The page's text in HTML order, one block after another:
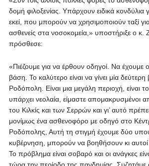
δομή φιλοξενίας. Υπάρχουν ειδικά
εκεί, που μπορούν να χρησιμοποιούν ταξί
ασθενείς στα νοσοκομεία,» υποστήριξε ο κ.
πρόσθεσε:
«Πιέζουμε για να έρθουν οδηγοί. Να έχουμε
βάση. Το καλύτερο είναι να γίνει μία
Ροδόπολη. Είναι μια μεγάλη περιοχή, είναι
υπάρχει νεολαία, είμαστε απομακρυσμένοι
του Κιλκίς και των Σερρών και γι’ αυτό
μονίμως ένα ασθενοφόρο με οδηγό στο
Ροδόπολης, Αυτή τη στιγμή έχουμε δύο
κυβέρνηση, μπορούν να βοηθήσουν κι αυτοί
Το πρόβλημα είναι σοβαρό και οι ανάγκες